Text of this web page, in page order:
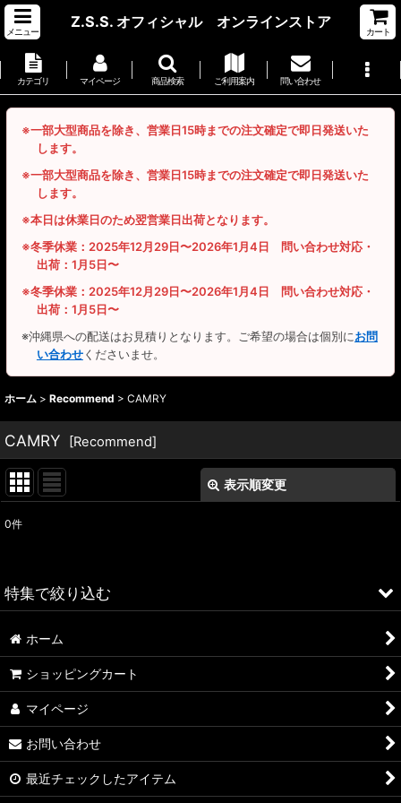
メニュー
Z.S.S. オフィシャル オンラインストア
カート
カテゴリ マイページ 商品検索 ご利用案内 問い合わせ
※一部大型商品を除き、営業日15時までの注文確定で即日発送いた
します。
※一部大型商品を除き、営業日15時までの注文確定で即日発送いた
します。
※本日は休業日のため翌営業日出荷となります。
※冬季休業：2025年12月29日〜2026年1月4日 問い合わせ対応・
出荷：1月5日〜
※冬季休業：2025年12月29日〜2026年1月4日 問い合わせ対応・
出荷：1月5日〜
※沖縄県への配送はお見積りとなります。ご希望の場合は個別にお問
い合わせくださいませ。
ホーム > Recommend > CAMRY
CAMRY [Recommend]
表示順変更
並び順:
0件
特集で絞り込む
ALFA ROMEO > 156
ALFA ROMEO > 147
ALFA ROMEO > 159
A4
ホーム
ショッピングカート
マイページ
お問い合わせ
最近チェックしたアイテム